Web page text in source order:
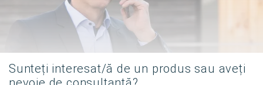
Sunteți interesat/ă de un produs sau aveți